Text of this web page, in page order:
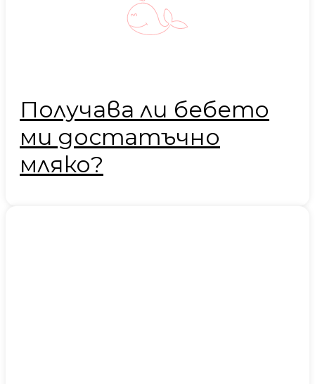
Получава ли бебето
ми достатъчно
мляко?